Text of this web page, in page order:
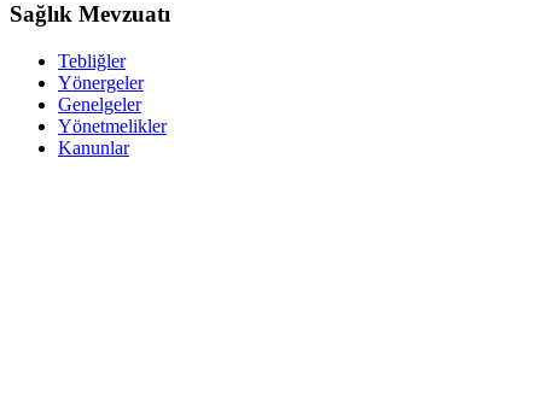
Sağlık Mevzuatı
Tebliğler
Yönergeler
Genelgeler
Yönetmelikler
Kanunlar